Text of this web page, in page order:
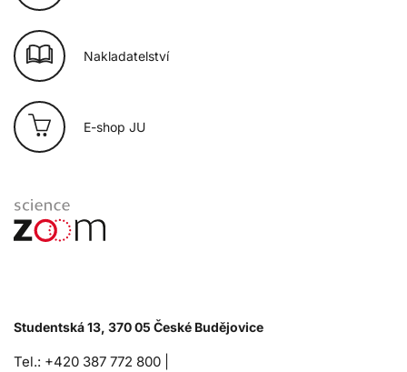
Nakladatelství
E-shop JU
Studentská 13, 370 05 České Budějovice
Tel.: +420 387 772 800 |